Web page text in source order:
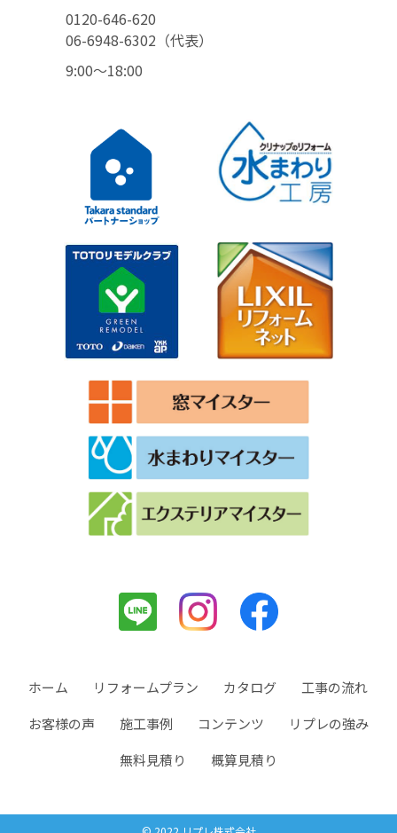
0120-646-620
06-6948-6302（代表）
9:00〜18:00
ホーム リフォームプラン カタログ
工事の流れ
お客様の声
施工事例 コンテンツ
リプレの強み
無料見積り
概算見積り